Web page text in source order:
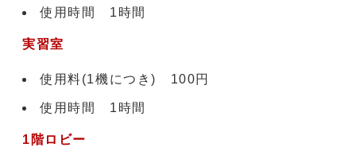
使用時間 1時間
実習室
使用料(1機につき) 100円
使用時間 1時間
1階ロビー